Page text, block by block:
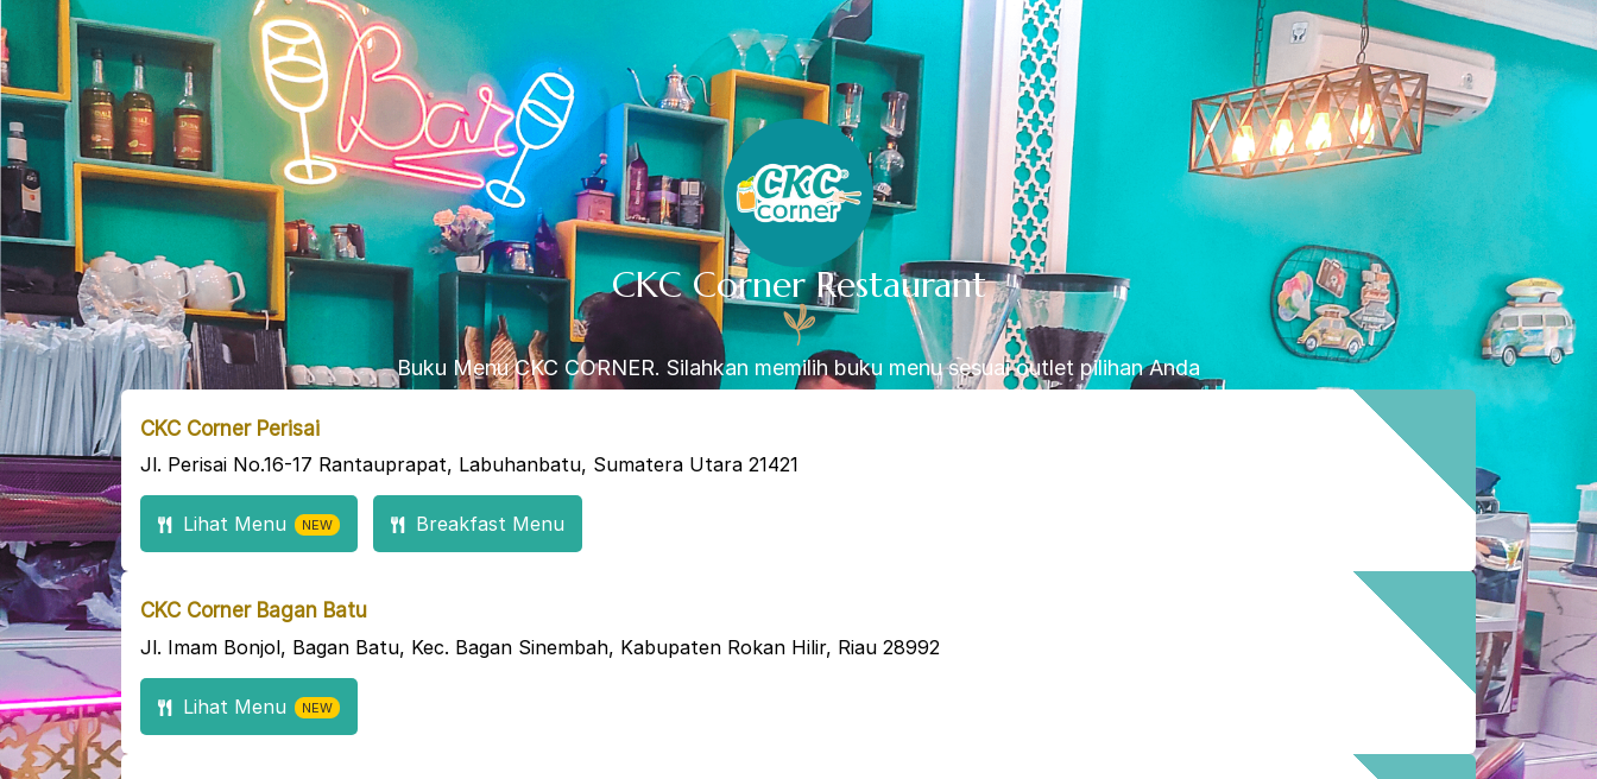
CKC Corner Restaurant
Buku Menu CKC CORNER. Silahkan memilih buku menu sesuai outlet pilihan Anda
CKC Corner Perisai
Jl. Perisai No.16-17 Rantauprapat, Labuhanbatu, Sumatera Utara 21421
Lihat Menu NEW Breakfast Menu
CKC Corner Bagan Batu
Jl. Imam Bonjol, Bagan Batu, Kec. Bagan Sinembah, Kabupaten Rokan Hilir, Riau 28992
Lihat Menu NEW